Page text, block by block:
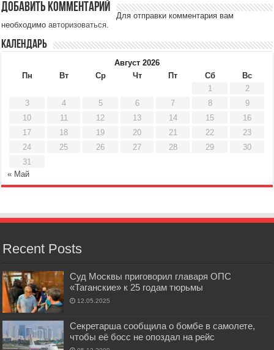
Добавить комментарий
Для отправки комментария вам
необходимоавторизоваться.
Календарь
Август 2026
Пн
Вт Ср Чт Пт Сб
Вс
1
2
3
4 5 6 7 8
9
10
11 12 13 14 15
16
17
18 19 20 21 22
23
24
25 26 27 28 29
30
31
« Май
Recent Posts
Суд Москвы приговорил главаря ОПС
«Таганские» к 25 годам тюрьмы
12.05.2025
Секретарша сообщила о бомбе в самолете,
чтобы её босс не опоздал на рейс